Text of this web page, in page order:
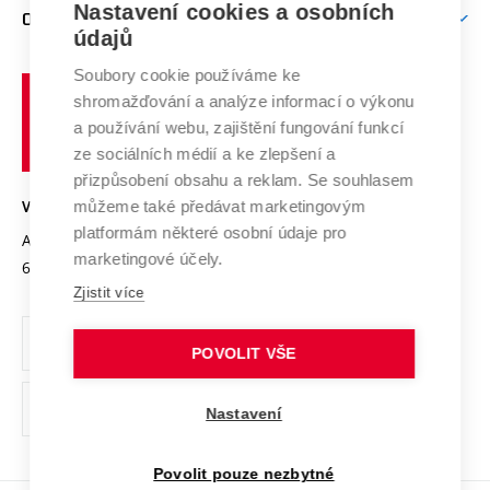
E-přihláška
Doktorské studium
Podpora podnikání
Mezinárodní vědecká rada
Systém zajišťování kvality výzkumu
Výzkumné infrastruktury
Transfer znalostí
Open Science
Projekty
Projekty ze strukturálních fondů
Specifický výzkum
Zahraniční spolupráce
Spolupráce se školami
Služby univerzity
Mezinárodní dohody
Univerzitní sítě
O UNIVERZITĚ
Profil univerzity
Udržitelná univerzita
Podnikavá univerzita / ContriBUTe
Bezpečná univerzita
Vyznamenání
Organizační struktura
Ochrana osobních údajů
odkaz)
učení
technické
VYSOKÉ UČENÍ TECHNICKÉ V BRNĚ
Antonínská 548/1
602 00 Brno
www.vut.cz
vut@vutbr.cz
Nastavení cookies a osobních
údajů
Soubory cookie používáme ke
shromažďování a analýze informací o výkonu
a používání webu, zajištění fungování funkcí
ze sociálních médií a ke zlepšení a
přizpůsobení obsahu a reklam. Se souhlasem
můžeme také předávat marketingovým
platformám některé osobní údaje pro
marketingové účely.
Zjistit více
POVOLIT VŠE
Nastavení
Povolit pouze nezbytné